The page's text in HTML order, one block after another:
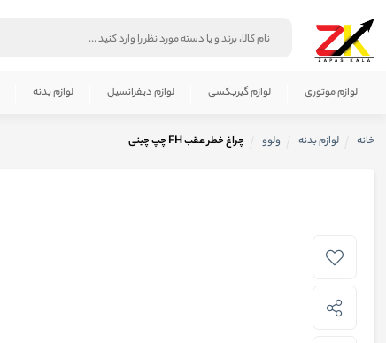
لوازم موتوری لوازم گیربکسی لوازم دیفرانسیل لوازم بدنه
خانه لوازم بدنه ولوو چراغ خطر عقب FH چپ چینی